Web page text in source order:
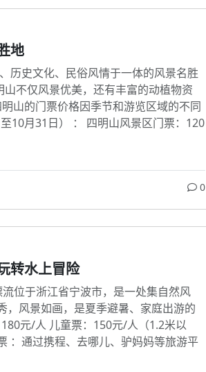
地
历史文化、民俗风情于一体的风景名胜
不仅风景优美，还有丰富的动植物资
山的门票价格因季节和游览区域的不同
10月31日） ： 四明山风景区门票：120
0
转水上冒险
位于浙江省宁波市，是一处集自然风
，风景如画，是夏季避暑、家庭出游的
元/人 儿童票：150元/人（1.2米以
：通过携程、去哪儿、驴妈妈等旅游平